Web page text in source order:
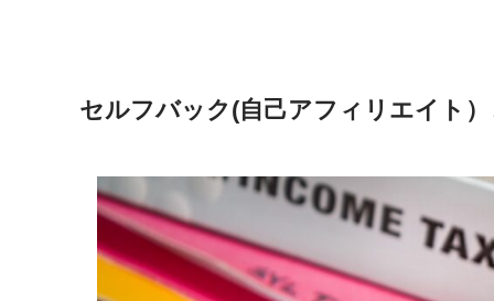
セルフバック(自己アフィリエイト